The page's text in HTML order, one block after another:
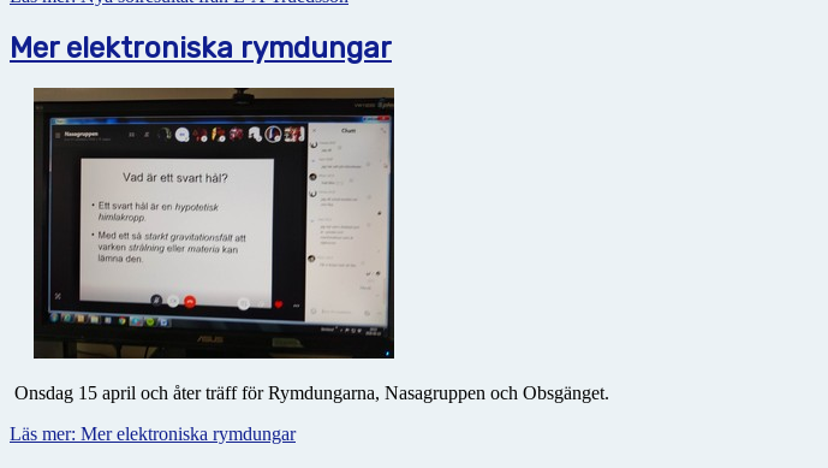
Mer elektroniska rymdungar
Onsdag 15 april och åter träff för Rymdungarna, Nasagruppen och Obsgänget.
Läs mer: Mer elektroniska rymdungar